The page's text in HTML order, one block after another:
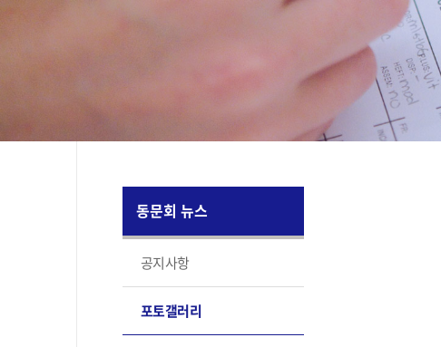
동문회 뉴스
공지사항
포토갤러리